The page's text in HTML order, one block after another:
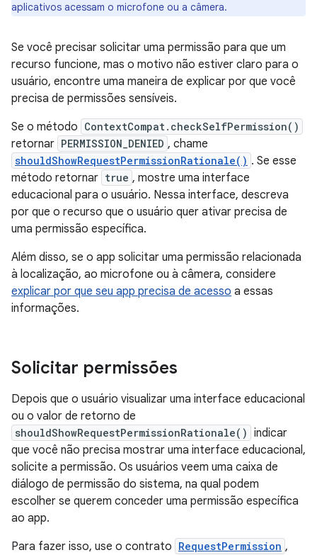
aplicativos acessam o microfone ou a câmera.
Se você precisar solicitar uma permissão para que um
recurso funcione, mas o motivo não estiver claro para o
usuário, encontre uma maneira de explicar por que você
precisa de permissões sensíveis.
Se o método ContextCompat.checkSelfPermission()
retornar PERMISSION_DENIED , chame
shouldShowRequestPermissionRationale() . Se esse
método retornar true , mostre uma interface
educacional para o usuário. Nessa interface, descreva
por que o recurso que o usuário quer ativar precisa de
uma permissão específica.
Além disso, se o app solicitar uma permissão relacionada
à localização, ao microfone ou à câmera, considere
explicar por que seu app precisa de acesso a essas
informações.
Solicitar permissões
Depois que o usuário visualizar uma interface educacional
ou o valor de retorno de
shouldShowRequestPermissionRationale() indicar
que você não precisa mostrar uma interface educacional,
solicite a permissão. Os usuários veem uma caixa de
diálogo de permissão do sistema, na qual podem
escolher se querem conceder uma permissão específica
ao app.
Para fazer isso, use o contrato RequestPermission ,